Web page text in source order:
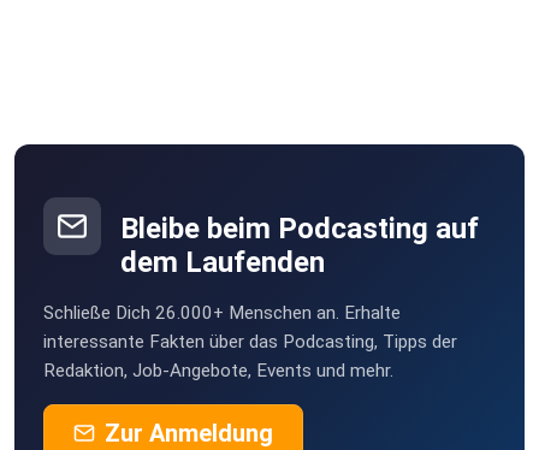
Bleibe beim Podcasting auf
dem Laufenden
Schließe Dich 26.000+ Menschen an. Erhalte
interessante Fakten über das Podcasting, Tipps der
Redaktion, Job-Angebote, Events und mehr.
Zur Anmeldung